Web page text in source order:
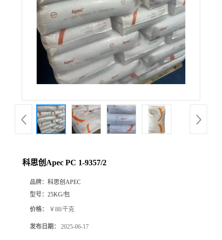
科思创Apec PC 1-9357/2
品牌： 科思创APEC
型号： 25KG/包
价格： ￥88/千克
发布日期： 2025-06-17